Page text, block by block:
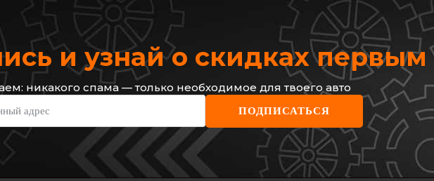
(заднего)
10-
Master/Movano 10- (FWD/21.5mm)
Код: 805905
214
грн
Втулка стабилизатора (заднего)
Renault Master 2.3dСi 10-
(однокаточный)
Код: 54 61 354 90R
381 грн
и узнай о скидках первым
никакого спама — только необходимое для твоего авто
адрес ПОДПИСАТЬСЯ